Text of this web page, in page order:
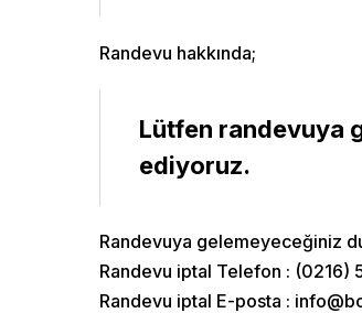
Randevu hakkında;
Lütfen randevuya
ediyoruz.
Randevuya gelemeyeceğiniz
Randevu iptal Telefon : (0216)
Randevu iptal E-posta :